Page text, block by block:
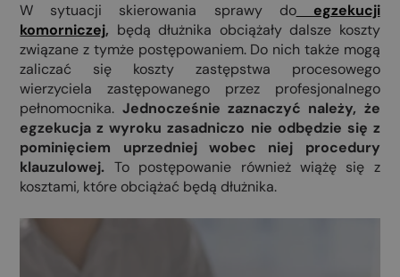
W sytuacji skierowania sprawy doegzekucji
komorniczej, będą dłużnika obciążały dalsze koszty
związane z tymże postępowaniem. Do nich także mogą
zaliczać się koszty zastępstwa procesowego
wierzyciela zastępowanego przez profesjonalnego
pełnomocnika. Jednocześnie zaznaczyć należy, że
egzekucja z wyroku zasadniczo nie odbędzie się z
pominięciem uprzedniej wobec niej procedury
klauzulowej. To postępowanie również wiążę się z
kosztami, które obciążać będą dłużnika.